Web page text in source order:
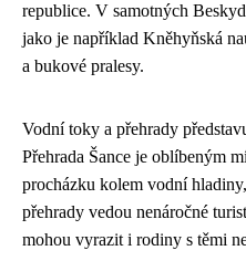
republice. V samotných
jako je například Kněhyňská
a bukové pralesy.
Vodní toky a přehrady
Přehrada Šance je oblíbeným
procházku kolem vodní
přehrady vedou nenáročné
mohou vyrazit i rodiny s těmi